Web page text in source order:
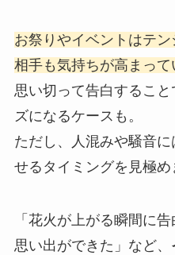
お祭りやイベントはテン
相手も気持ちが高まっ
思い切って告白するこ
ズになるケースも。
ただし、人混みや騒音
せるタイミングを見極め
「花火が上がる瞬間に
思い出ができた」など、